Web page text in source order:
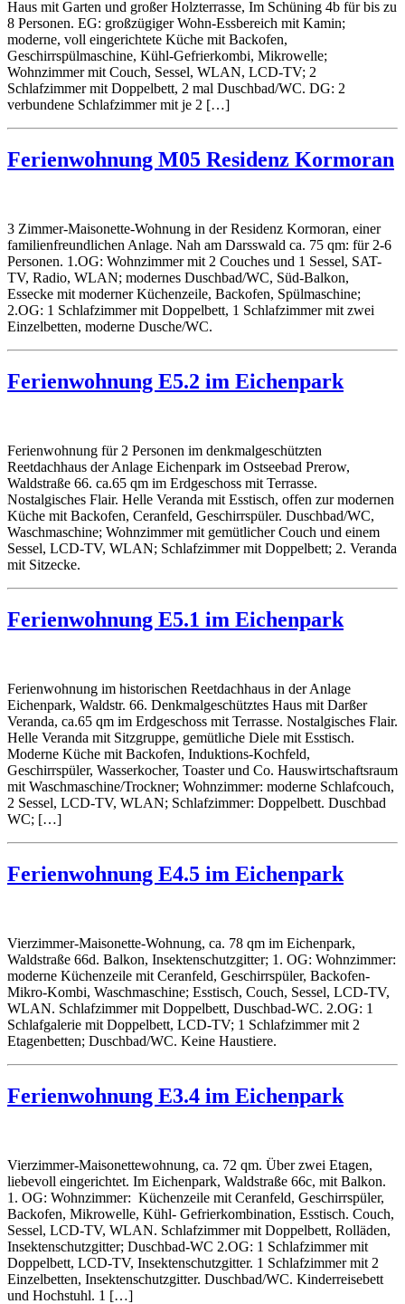
Haus mit Garten und großer Holzterrasse, Im Schüning 4b für bis zu
8 Personen. EG: großzügiger Wohn-Essbereich mit Kamin;
moderne, voll eingerichtete Küche mit Backofen,
Geschirrspülmaschine, Kühl-Gefrierkombi, Mikrowelle;
Wohnzimmer mit Couch, Sessel, WLAN, LCD-TV; 2
Schlafzimmer mit Doppelbett, 2 mal Duschbad/WC. DG: 2
verbundene Schlafzimmer mit je 2 […]
Ferienwohnung M05 Residenz Kormoran
3 Zimmer-Maisonette-Wohnung in der Residenz Kormoran, einer
familienfreundlichen Anlage. Nah am Darsswald ca. 75 qm: für 2-6
Personen. 1.OG: Wohnzimmer mit 2 Couches und 1 Sessel, SAT-
TV, Radio, WLAN; modernes Duschbad/WC, Süd-Balkon,
Essecke mit moderner Küchenzeile, Backofen, Spülmaschine;
2.OG: 1 Schlafzimmer mit Doppelbett, 1 Schlafzimmer mit zwei
Einzelbetten, moderne Dusche/WC.
Ferienwohnung E5.2 im Eichenpark
Ferienwohnung für 2 Personen im denkmalgeschützten
Reetdachhaus der Anlage Eichenpark im Ostseebad Prerow,
Waldstraße 66. ca.65 qm im Erdgeschoss mit Terrasse.
Nostalgisches Flair. Helle Veranda mit Esstisch, offen zur modernen
Küche mit Backofen, Ceranfeld, Geschirrspüler. Duschbad/WC,
Waschmaschine; Wohnzimmer mit gemütlicher Couch und einem
Sessel, LCD-TV, WLAN; Schlafzimmer mit Doppelbett; 2. Veranda
mit Sitzecke.
Ferienwohnung E5.1 im Eichenpark
Ferienwohnung im historischen Reetdachhaus in der Anlage
Eichenpark, Waldstr. 66. Denkmalgeschütztes Haus mit Darßer
Veranda, ca.65 qm im Erdgeschoss mit Terrasse. Nostalgisches Flair.
Helle Veranda mit Sitzgruppe, gemütliche Diele mit Esstisch.
Moderne Küche mit Backofen, Induktions-Kochfeld,
Geschirrspüler, Wasserkocher, Toaster und Co. Hauswirtschaftsraum
mit Waschmaschine/Trockner; Wohnzimmer: moderne Schlafcouch,
2 Sessel, LCD-TV, WLAN; Schlafzimmer: Doppelbett. Duschbad
WC; […]
Ferienwohnung E4.5 im Eichenpark
Vierzimmer-Maisonette-Wohnung, ca. 78 qm im Eichenpark,
Waldstraße 66d. Balkon, Insektenschutzgitter; 1. OG: Wohnzimmer:
moderne Küchenzeile mit Ceranfeld, Geschirrspüler, Backofen-
Mikro-Kombi, Waschmaschine; Esstisch, Couch, Sessel, LCD-TV,
WLAN. Schlafzimmer mit Doppelbett, Duschbad-WC. 2.OG: 1
Schlafgalerie mit Doppelbett, LCD-TV; 1 Schlafzimmer mit 2
Etagenbetten; Duschbad/WC. Keine Haustiere.
Ferienwohnung E3.4 im Eichenpark
Vierzimmer-Maisonettewohnung, ca. 72 qm. Über zwei Etagen,
liebevoll eingerichtet. Im Eichenpark, Waldstraße 66c, mit Balkon.
1. OG: Wohnzimmer: Küchenzeile mit Ceranfeld, Geschirrspüler,
Backofen, Mikrowelle, Kühl- Gefrierkombination, Esstisch. Couch,
Sessel, LCD-TV, WLAN. Schlafzimmer mit Doppelbett, Rolläden,
Insektenschutzgitter; Duschbad-WC 2.OG: 1 Schlafzimmer mit
Doppelbett, LCD-TV, Insektenschutzgitter. 1 Schlafzimmer mit 2
Einzelbetten, Insektenschutzgitter. Duschbad/WC. Kinderreisebett
und Hochstuhl. 1 […]